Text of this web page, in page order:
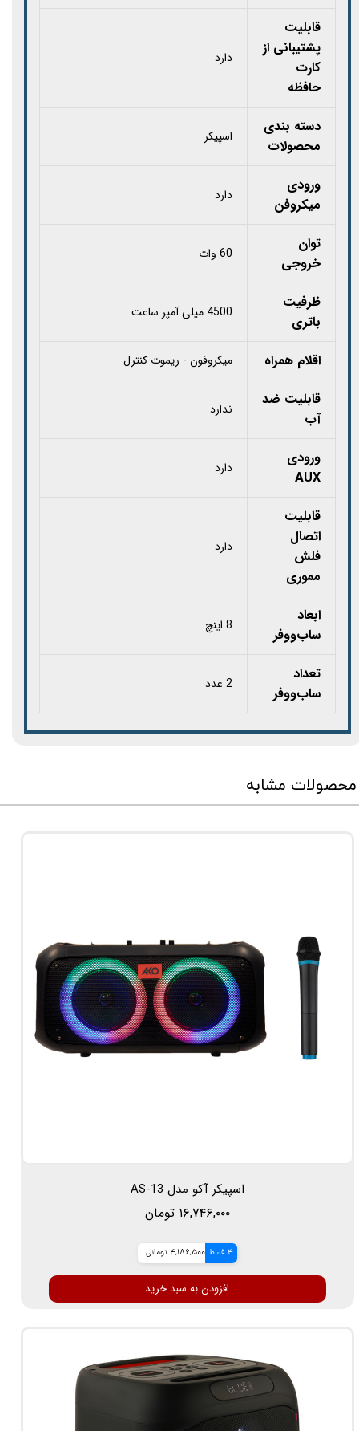
قابلیت
پشتیبانی از
کارت‌
حافظه
دارد
دسته بندی
محصولات
اسپیکر
ورودی
میکروفن
دارد
توان
خروجی
60 وات
ظرفیت
باتری
4500 میلی آمپر ساعت
اقلام همراه میکروفون - ریموت کنترل
قابلیت ضد
آب
ندارد
ورودی
AUX
دارد
قابلیت
اتصال
فلش
مموری
دارد
ابعاد
ساب‌ووفر
8 اینچ
تعداد
ساب‌ووفر
2 عدد
محصولات مشابه
اسپیکر آکو مدل AS-13
۱۶,۷۴۶,۰۰۰ تومان
4 قسط 4,186,500 تومانی
افزودن به سبد خرید